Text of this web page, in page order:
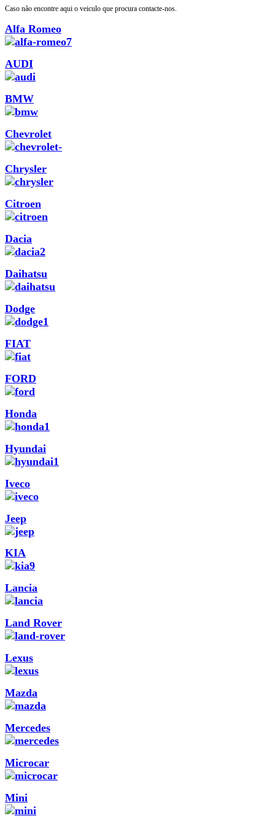
Caso não encontre aqui o veiculo que procura contacte-nos.
Alfa Romeo
AUDI
BMW
Chevrolet
Chrysler
Citroen
Dacia
Daihatsu
Dodge
FIAT
FORD
Honda
Hyundai
Iveco
Jeep
KIA
Lancia
Land Rover
Lexus
Mazda
Mercedes
Microcar
Mini